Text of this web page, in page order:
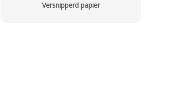
Versnipperd papier